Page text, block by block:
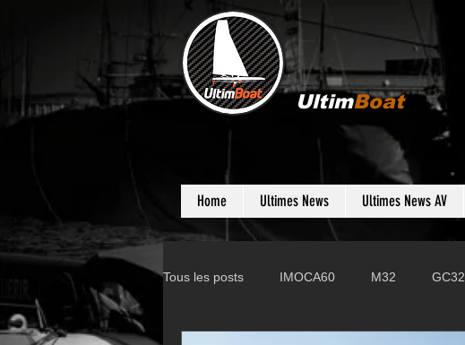
UltimBoat
Home Ultimes News Ultimes News AV
Tous les posts IMOCA60 M32 GC32